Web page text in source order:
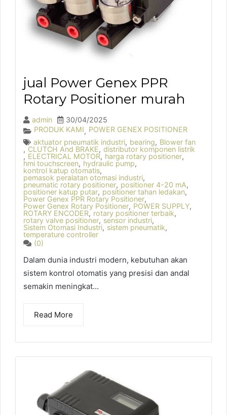
jual Power Genex PPR
Rotary Positioner murah
admin
30/04/2025
PRODUK KAMI, POWER GENEX POSITIONER
aktuator pneumatik industri, bearing, Blower fan
, CLUTCH And BRAKE, distributor komponen listrik
, ELECTRICAL MOTOR, harga rotary positioner,
hmi touchscreen, hydraulic pump,
kontrol katup otomatis,
pemasok peralatan otomasi industri,
pneumatic rotary positioner, positioner 4-20 mA,
positioner katup putar, positioner tahan ledakan,
Power Genex PPR Rotary Positioner,
Power Genex Rotary Positioner, POWER SUPPLY,
ROTARY ENCODER, rotary positioner terbaik,
rotary valve positioner, sensor industri,
Sistem Otomasi Industri, sistem pneumatik,
temperature controller
(0)
Dalam dunia industri modern, kebutuhan akan
sistem kontrol otomatis yang presisi dan andal
semakin meningkat...
Read More